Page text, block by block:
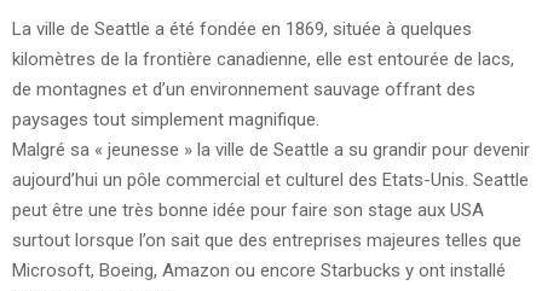
La ville de Seattle a été fondée en 1869, située à quelques
kilomètres de la frontière canadienne, elle est entourée de lacs,
de montagnes et d’un environnement sauvage offrant des
paysages tout simplement magnifique.
Malgré sa « jeunesse » la ville de Seattle a su grandir pour devenir
aujourd’hui un pôle commercial et culturel des Etats-Unis. Seattle
peut être une très bonne idée pour faire son stage aux USA
surtout lorsque l’on sait que des entreprises majeures telles que
Microsoft, Boeing, Amazon ou encore Starbucks y ont installé